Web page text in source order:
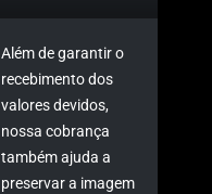
Além de garantir o
recebimento dos
valores devidos,
nossa cobrança
também ajuda a
preservar a imagem